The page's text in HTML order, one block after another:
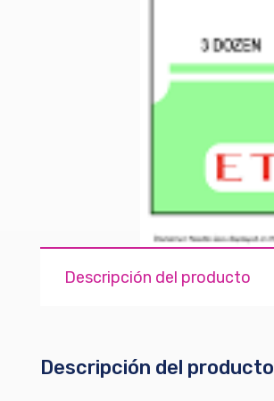
Descripción del producto
Descripción del producto